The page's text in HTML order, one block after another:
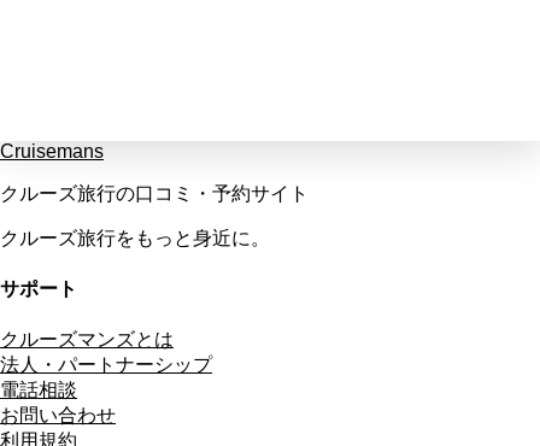
Cruisemans
クルーズ旅行の口コミ・予約サイト
クルーズ旅行をもっと身近に。
サポート
クルーズマンズとは
法人・パートナーシップ
電話相談
お問い合わせ
利用規約